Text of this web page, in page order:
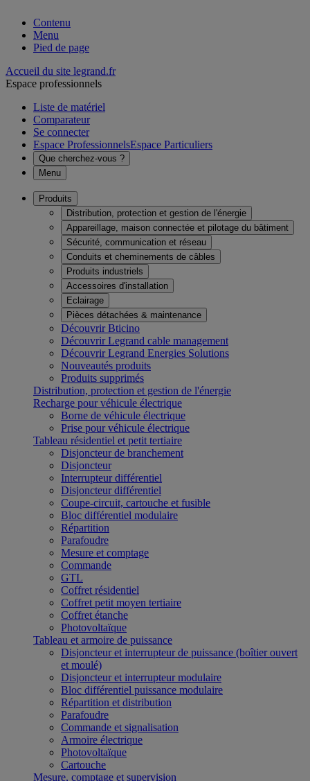
Contenu
Menu
Pied de page
Accueil du site legrand.fr
Espace professionnels
Liste de matériel
Comparateur
Se connecter
Espace ProfessionnelsEspace Particuliers
Que cherchez-vous ?
Menu
Produits
Distribution, protection et gestion de l'énergie
Appareillage, maison connectée et pilotage du bâtiment
Sécurité, communication et réseau
Conduits et cheminements de câbles
Produits industriels
Accessoires d'installation
Eclairage
Pièces détachées & maintenance
Découvrir Bticino
Découvrir Legrand cable management
Découvrir Legrand Energies Solutions
Nouveautés produits
Produits supprimés
Distribution, protection et gestion de l'énergie
Recharge pour véhicule électrique
Borne de véhicule électrique
Prise pour véhicule électrique
Tableau résidentiel et petit tertiaire
Disjoncteur de branchement
Disjoncteur
Interrupteur différentiel
Disjoncteur différentiel
Coupe-circuit, cartouche et fusible
Bloc différentiel modulaire
Répartition
Parafoudre
Mesure et comptage
Commande
GTL
Coffret résidentiel
Coffret petit moyen tertiaire
Coffret étanche
Photovoltaïque
Tableau et armoire de puissance
Disjoncteur et interrupteur de puissance (boîtier ouvert
et moulé)
Disjoncteur et interrupteur modulaire
Bloc différentiel puissance modulaire
Répartition et distribution
Parafoudre
Commande et signalisation
Armoire électrique
Photovoltaïque
Cartouche
Mesure, comptage et supervision